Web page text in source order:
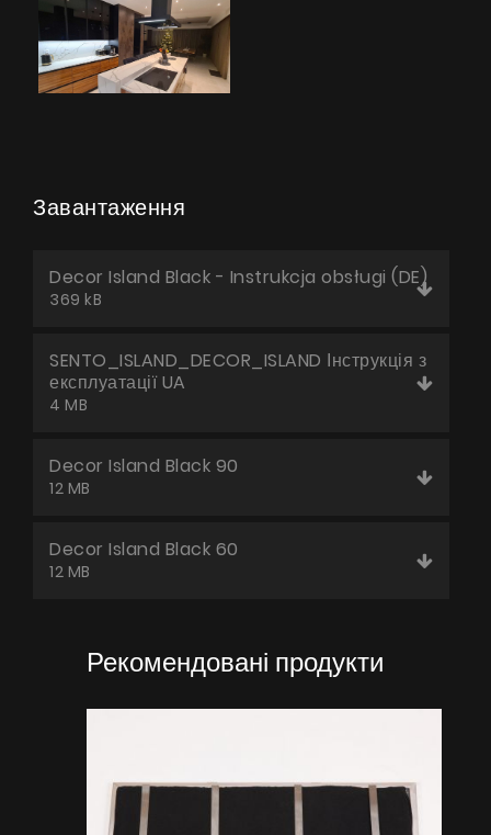
Завантаження
Decor Island Black - Instrukcja obsługi (DE)
369 kB
SENTO_ISLAND_DECOR_ISLAND Інструкція з
експлуатації UA
4 MB
Decor Island Black 90
12 MB
Decor Island Black 60
12 MB
Рекомендовані продукти